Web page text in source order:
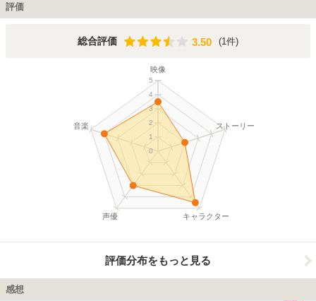
れる「覇者の首」を発見し、封印する使命を負い、旅をしていた。同じくして、
仇討ちを名目として旅をする遊山赫乃丈（ゆやま かくのじょう）率いる芝居一
め、行動を共にすることになる。 「本格時代劇」をコンセプトとした作品で、
評価
総合評価 3.50
3.50 (1件)
映像
ストーリー
キャラクター
声優
音楽
0
1
2
3
4
5
評価分布をもっと見る
感想